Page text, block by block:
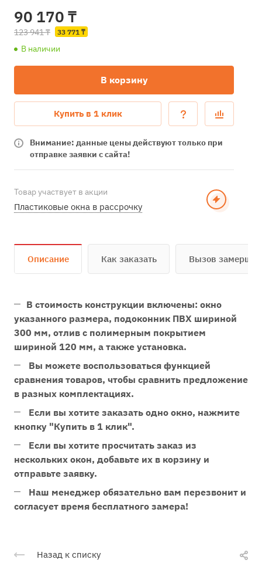
90 170 ₸
123 941 ₸ 33 771 ₸
В наличии
В корзину
Купить в 1 клик
Внимание: данные цены действуют только при
отправке заявки с сайта!
Товар участвует в акции
Пластиковые окна в рассрочку
Описание Как заказать Вызов
В стоимость конструкции включены: окно
указанного размера, подоконник ПВХ шириной
300 мм, отлив с полимерным покрытием
шириной 120 мм, а также установка.
Вы можете воспользоваться функцией
сравнения товаров, чтобы сравнить предложение
в разных комплектациях.
Если вы хотите заказать одно окно, нажмите
кнопку "Купить в 1 клик".
Если вы хотите просчитать заказ из
нескольких окон, добавьте их в корзину и
отправьте заявку.
Наш менеджер обязательно вам перезвонит и
согласует время бесплатного замера!
Назад к списку